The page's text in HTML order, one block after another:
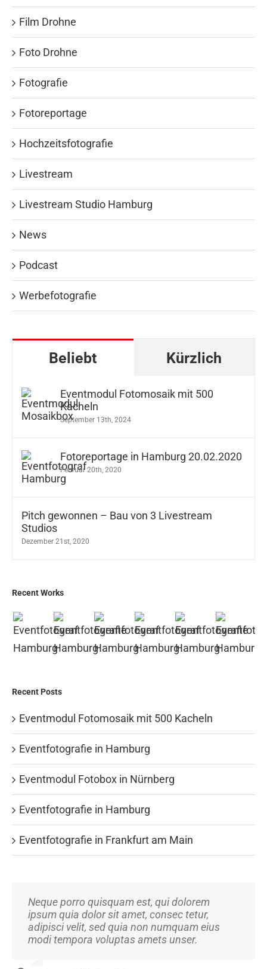
Film Drohne
Foto Drohne
Fotografie
Fotoreportage
Hochzeitsfotografie
Livestream
Livestream Studio Hamburg
News
Podcast
Werbefotografie
Beliebt Kürzlich
Eventmodul Fotomosaik mit 500
Kacheln
September 13th, 2024
Fotoreportage in Hamburg 20.02.2020
Februar 20th, 2020
Pitch gewonnen – Bau von 3 Livestream
Studios
Dezember 21st, 2020
Recent Works
Recent Posts
Eventmodul Fotomosaik mit 500 Kacheln
Eventfotografie in Hamburg
Eventmodul Fotobox in Nürnberg
Eventfotografie in Hamburg
Eventfotografie in Frankfurt am Main
Neque porro quisquam est, qui dolorem
ipsum quia dolor sit amet, consec tetur,
adipisci velit, sed quia non numquam eius
modi tempora voluptas amets unser.
Aliquam erat volutpat. Quisque at est id ligula
facilisis laoreet eget pulvinar nibh.
Suspendisse at ultrices dui. Curabitur ac felis
arcu sadips ipsums fugiats nemis.